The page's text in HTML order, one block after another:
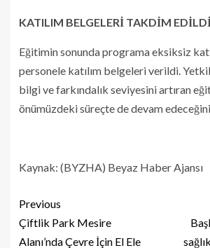
KATILIM BELGELERİ TAKDİM
Eğitimin sonunda programa eksiksiz
personele katılım belgeleri verildi.
bilgi ve farkındalık seviyesini artıran
önümüzdeki süreçte de devam
Kaynak: (BYZHA) Beyaz Haber Ajansı
Previous
Çiftlik Park Mesire
Alanı’nda Çevre İçin El Ele